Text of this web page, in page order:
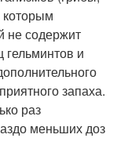
которым
не содержит
гельминтов и
запаха.
раз
меньших доз